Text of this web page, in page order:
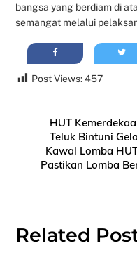
bangsa yang berdiam di
semangat melalui
Post Views: 457
HUT
Teluk Bintuni
Kawal Lomba
Pastikan Lomba
Related